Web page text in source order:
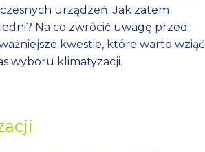
urządzeń. Jak zatem
Na co zwrócić uwagę przed
kwestie, które warto wziąć
wyboru klimatyzacji.